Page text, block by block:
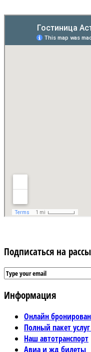
Подписаться на
Информация
Онлайн
Полный пакет
Наш автотранспорт
Авиа и жд билеты